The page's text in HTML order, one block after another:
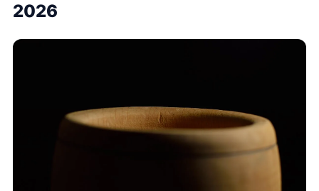
2026